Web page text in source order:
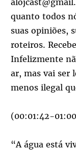
quanto todos
suas opiniões,
roteiros.
Infelizmente
ar, mas vai ser
menos ilegal
(00:01:42-
“A água está